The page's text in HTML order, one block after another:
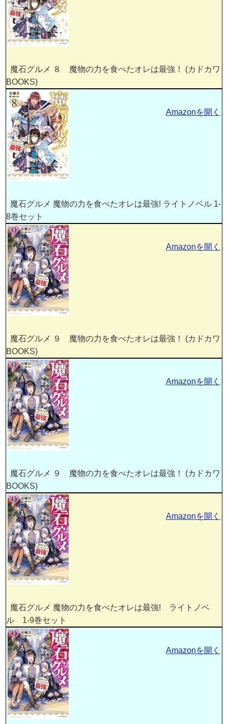
魔石グルメ ８ 魔物の力を食べたオレは最強！ (カドカワ
BOOKS)
魔石グルメ 魔物の力を食べたオレは最強! ライトノベル 1-
8巻セット
Amazonを開く
魔石グルメ ９ 魔物の力を食べたオレは最強！ (カドカワ
BOOKS)
Amazonを開く
魔石グルメ ９ 魔物の力を食べたオレは最強！ (カドカワ
BOOKS)
Amazonを開く
魔石グルメ 魔物の力を食べたオレは最強! ライトノベ
ル 1-9巻セット
Amazonを開く
Amazonを開く